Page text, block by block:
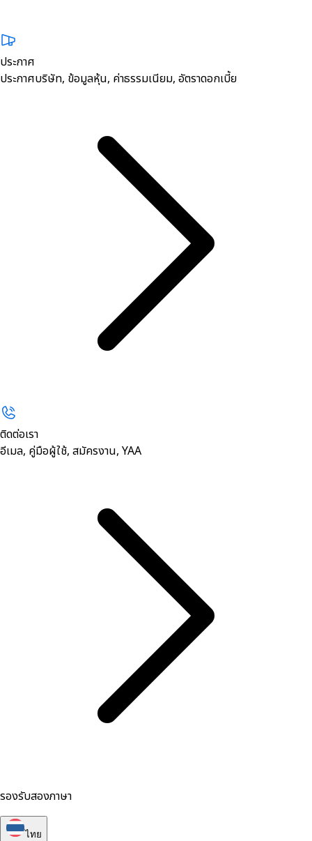
ประกาศ
ประกาศบริษัท, ข้อมูลหุ้น, ค่าธรรมเนียม, อัตราดอกเบี้ย
ติดต่อเรา
อีเมล, คู่มือผู้ใช้, สมัครงาน, YAA
รองรับสองภาษา
ไทย